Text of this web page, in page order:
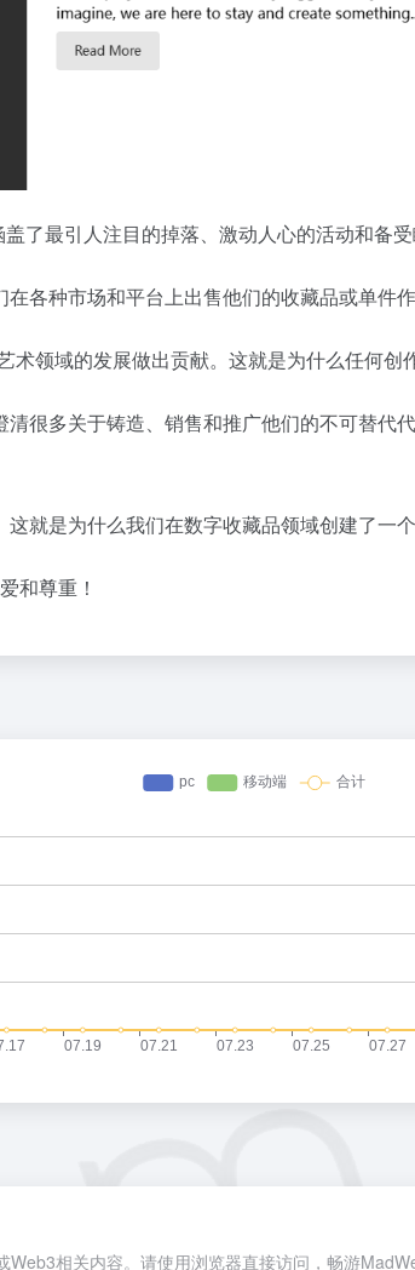
了最引人注目的掉落、激动人心的活动和备
各种市场和平台上出售他们的收藏品或单件作
领域的发展做出贡献。这就是为什么任何创
很多关于铸造、销售和推广他们的不可替代
就是为什么我们在数字收藏品领域创建了一
和尊重！
相关内容。请使用浏览器直接访问，畅游